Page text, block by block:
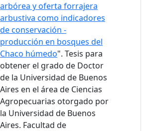
arbórea y oferta forrajera
arbustiva como indicadores
de conservación -
producción en bosques del
Chaco húmedo". Tesis para
obtener el grado de Doctor
de la Universidad de Buenos
Aires en el área de Ciencias
Agropecuarias otorgado por
la Universidad de Buenos
Aires. Facultad de